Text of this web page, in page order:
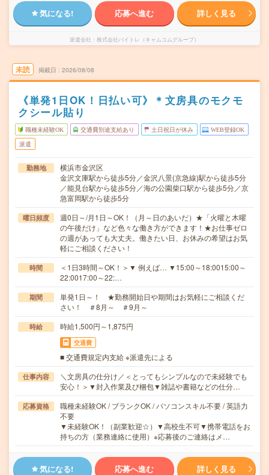
気になる! 応募へ進む 詳しく見る
派遣会社 株式会社バイトレ（キャムコムグループ）
未読 掲載日 2026/08/08
《単発1日OK！日払い可》＊文房具のモクモ
クシール貼り
職種未経験OK 交通費別途支給あり 土日祝日が休み WEB登録OK
派遣
勤務地
横浜市金沢区
金沢文庫駅から徒歩5分／金沢八景(京急線)駅から徒歩5分
／能見台駅から徒歩5分／海の公園柴口駅から徒歩5分／京
急富岡駅から徒歩5分
曜日頻度
週0日～/月1日～OK！（月～日のあいだ）★「火曜と木曜
の午後だけ」など色々な働き方ができます！★お仕事ゼロ
の週があっても大丈夫。働きたい日、お休みの希望はお気
軽にご相談ください！
時間
＜1日3時間～OK！＞▼ 例えば… ▼15:00～18:0015:00～
22:0017:00～22:…
期間
単発1日～！ ★勤務開始日や期間はお気軽にご相談くだ
さい！ ＃8月～ ＃9月～
時給 時給1,500円～1,875円
交通費
■ 交通費規定内支給 ※派遣先による
仕事内容
＼文房具の仕分け／＜とってもシンプルなので未経験でも
安心！＞▼封入作業及び梱包▼雑誌や書籍などの仕分…
応募資格
職種未経験OK / ブランクOK / パソコンスキル不要 / 英語力
不要
▼未経験OK！（副業歓迎☆）▼高校生不可▼携帯電話をお
持ちの方（業務連絡に使用）※応募後のご連絡はメ…
気になる! 応募へ進む 詳しく見る